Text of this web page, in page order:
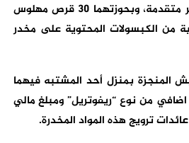
الكبير وهما في حالة سكر متقدمة، وبحوزتهما 30 قرص مهلوس
من الكبسولات المحتوية على مخدر
المنجزة بمنزل أحد المشتبه فيهما
اضافي من نوع “ريفوتريل” ومبلغ مالي
ترويج هذه المواد المخدرة.